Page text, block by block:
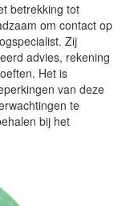
betrekking tot
om contact op
Zij
advies, rekening
Het is
van deze
te
bij het